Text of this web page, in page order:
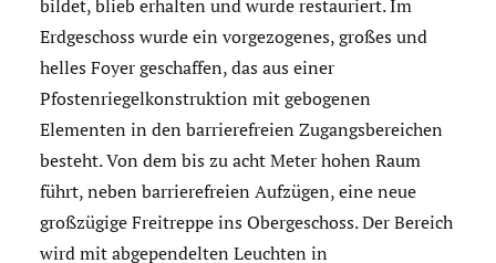
bildet, blieb erhalten und wurde restauriert. Im
Erdgeschoss wurde ein vorgezogenes, großes und
helles Foyer geschaffen, das aus einer
Pfostenriegelkonstruktion mit gebogenen
Elementen in den barrierefreien Zugangsbereichen
besteht. Von dem bis zu acht Meter hohen Raum
führt, neben barrierefreien Aufzügen, eine neue
großzügige Freitreppe ins Obergeschoss. Der Bereich
wird mit abgependelten Leuchten in